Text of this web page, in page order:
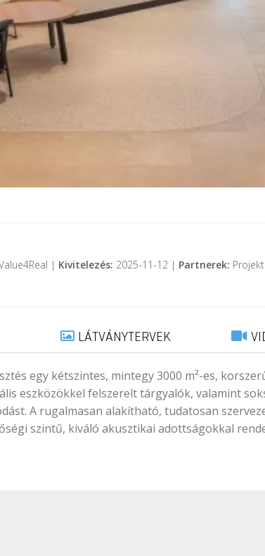
| Kivitelezés: 2025-11-12 | Partnerek:
LÁTVÁNYTERVEK
egy kétszintes, mintegy 3000 m²-es,
eszközökkel felszerelt tárgyalók, valamint
A rugalmasan alakítható, tudatosan
szintű, kiváló akusztikai adottságokkal